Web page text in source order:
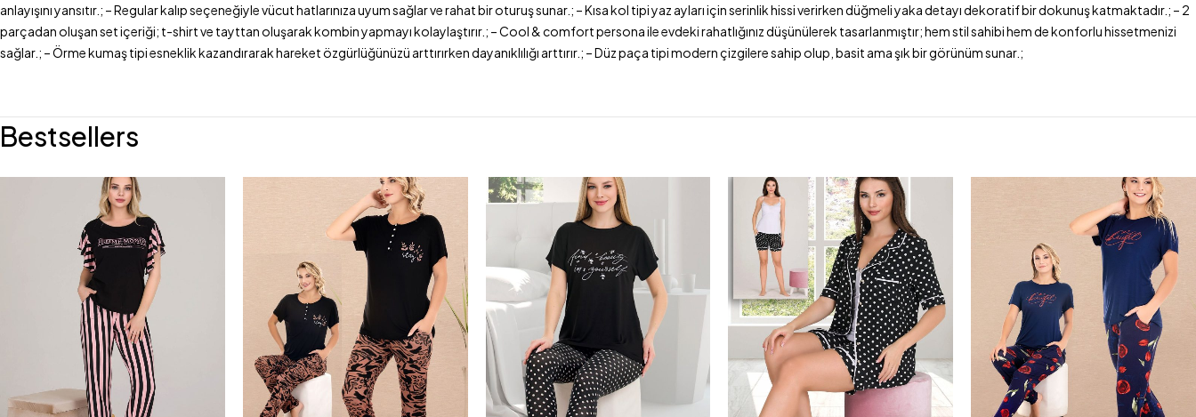
anlayışını yansıtır.; – Regular kalıp seçeneğiyle vücut hatlarınıza uyum sağlar ve rahat bir oturuş sunar.; – Kısa kol tipi yaz ayları için serinlik hissi verirken düğmeli yaka detayı dekoratif bir dokunuş katmaktadır.; – 2
parçadan oluşan set içeriği; t-shirt ve tayttan oluşarak kombin yapmayı kolaylaştırır.; – Cool & comfort persona ile evdeki rahatlığınız düşünülerek tasarlanmıştır; hem stil sahibi hem de konforlu hissetmenizi
sağlar.; – Örme kumaş tipi esneklik kazandırarak hareket özgürlüğünüzü arttırırken dayanıklılığı arttırır.; – Düz paça tipi modern çizgilere sahip olup, basit ama şık bir görünüm sunar.;
Bestsellers